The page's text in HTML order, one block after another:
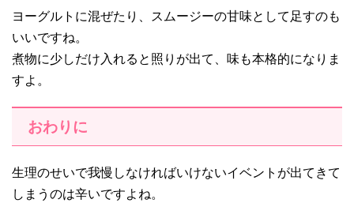
ヨーグルトに混ぜたり、スムージーの甘味として足すのも
いいですね。
煮物に少しだけ入れると照りが出て、味も本格的になりま
すよ。
おわりに
生理のせいで我慢しなければいけないイベントが出てきて
しまうのは辛いですよね。